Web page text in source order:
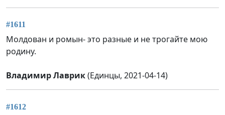
#1611
Молдован и ромын- это разные и не трогайте мою
родину.
Владимир Лаврик(Единцы, 2021-04-14)
#1612